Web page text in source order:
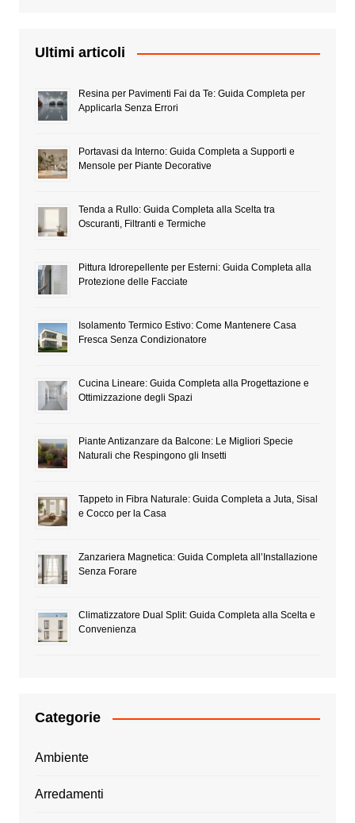
Ultimi articoli
Resina per Pavimenti Fai da Te: Guida Completa per
Applicarla Senza Errori
Portavasi da Interno: Guida Completa a Supporti e
Mensole per Piante Decorative
Tenda a Rullo: Guida Completa alla Scelta tra
Oscuranti, Filtranti e Termiche
Pittura Idrorepellente per Esterni: Guida Completa alla
Protezione delle Facciate
Isolamento Termico Estivo: Come Mantenere Casa
Fresca Senza Condizionatore
Cucina Lineare: Guida Completa alla Progettazione e
Ottimizzazione degli Spazi
Piante Antizanzare da Balcone: Le Migliori Specie
Naturali che Respingono gli Insetti
Tappeto in Fibra Naturale: Guida Completa a Juta, Sisal
e Cocco per la Casa
Zanzariera Magnetica: Guida Completa all’Installazione
Senza Forare
Climatizzatore Dual Split: Guida Completa alla Scelta e
Convenienza
Categorie
Ambiente
Arredamenti